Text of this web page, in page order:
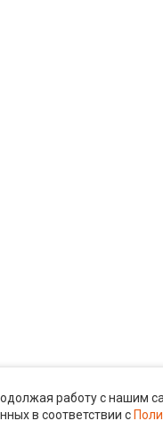
работу с нашим
в соответствии с